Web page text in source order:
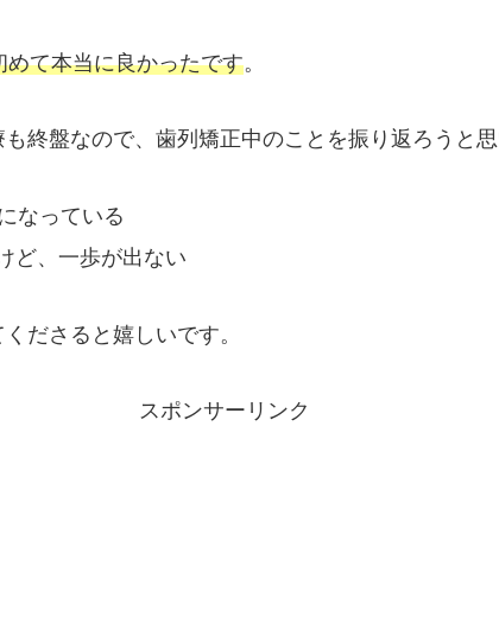
て本当に良かったです。
終盤なので、歯列矯正中のことを振り返ろうと思
なっている
ど、一歩が出ない
ださると嬉しいです。
スポンサーリンク